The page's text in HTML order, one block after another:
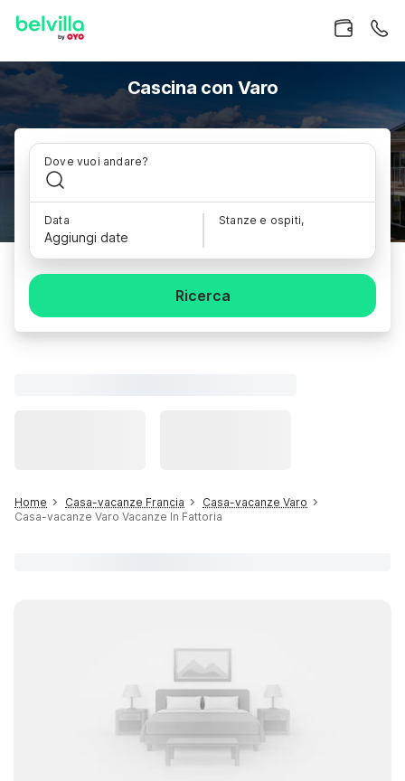
Cascina con Varo
Dove vuoi andare?
Data
Aggiungi date
Stanze e ospiti,
Ricerca
Home Casa-vacanze Francia
Casa-vacanze Varo
Casa-vacanze Varo Vacanze In Fattoria